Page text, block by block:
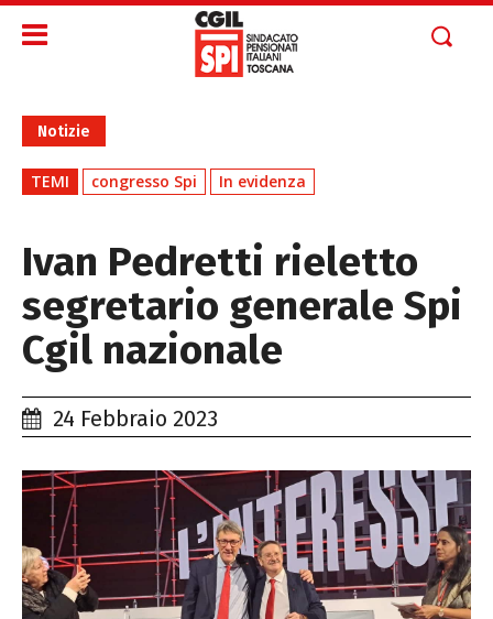
Notizie
TEMI congresso Spi In evidenza
Ivan Pedretti rieletto
segretario generale Spi
Cgil nazionale
24 Febbraio 2023